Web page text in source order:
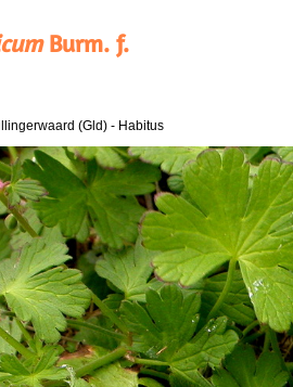
Burm. f.
(Gld) - Habitus